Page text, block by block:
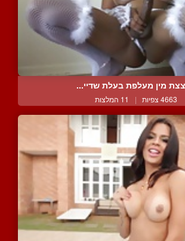
מין מעלפת בעלת שדיי...
4663 צפיות | 11 המלצות